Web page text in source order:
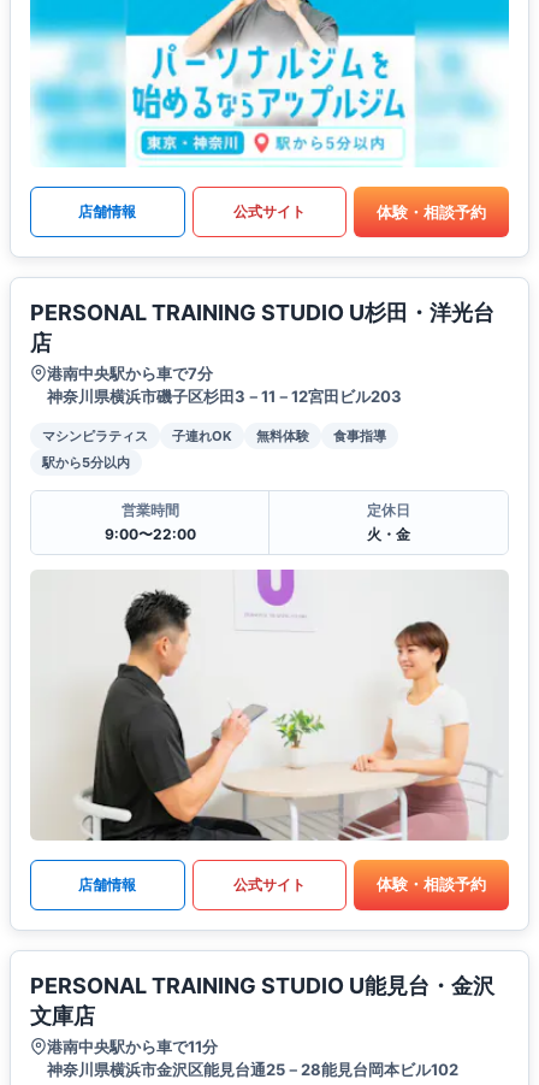
店舗情報 公式サイト 体験・相談予約
PERSONAL TRAINING STUDIO U杉田・洋光台
店
港南中央駅から車で7分
神奈川県横浜市磯子区杉田3－11－12宮田ビル203
マシンピラティス 子連れOK 無料体験
食事指導
駅から5分以内
営業時間
9:00〜22:00
定休日
火・金
店舗情報 公式サイト 体験・相談予約
PERSONAL TRAINING STUDIO U能見台・金沢
文庫店
港南中央駅から車で11分
神奈川県横浜市金沢区能見台通25－28能見台岡本ビル102